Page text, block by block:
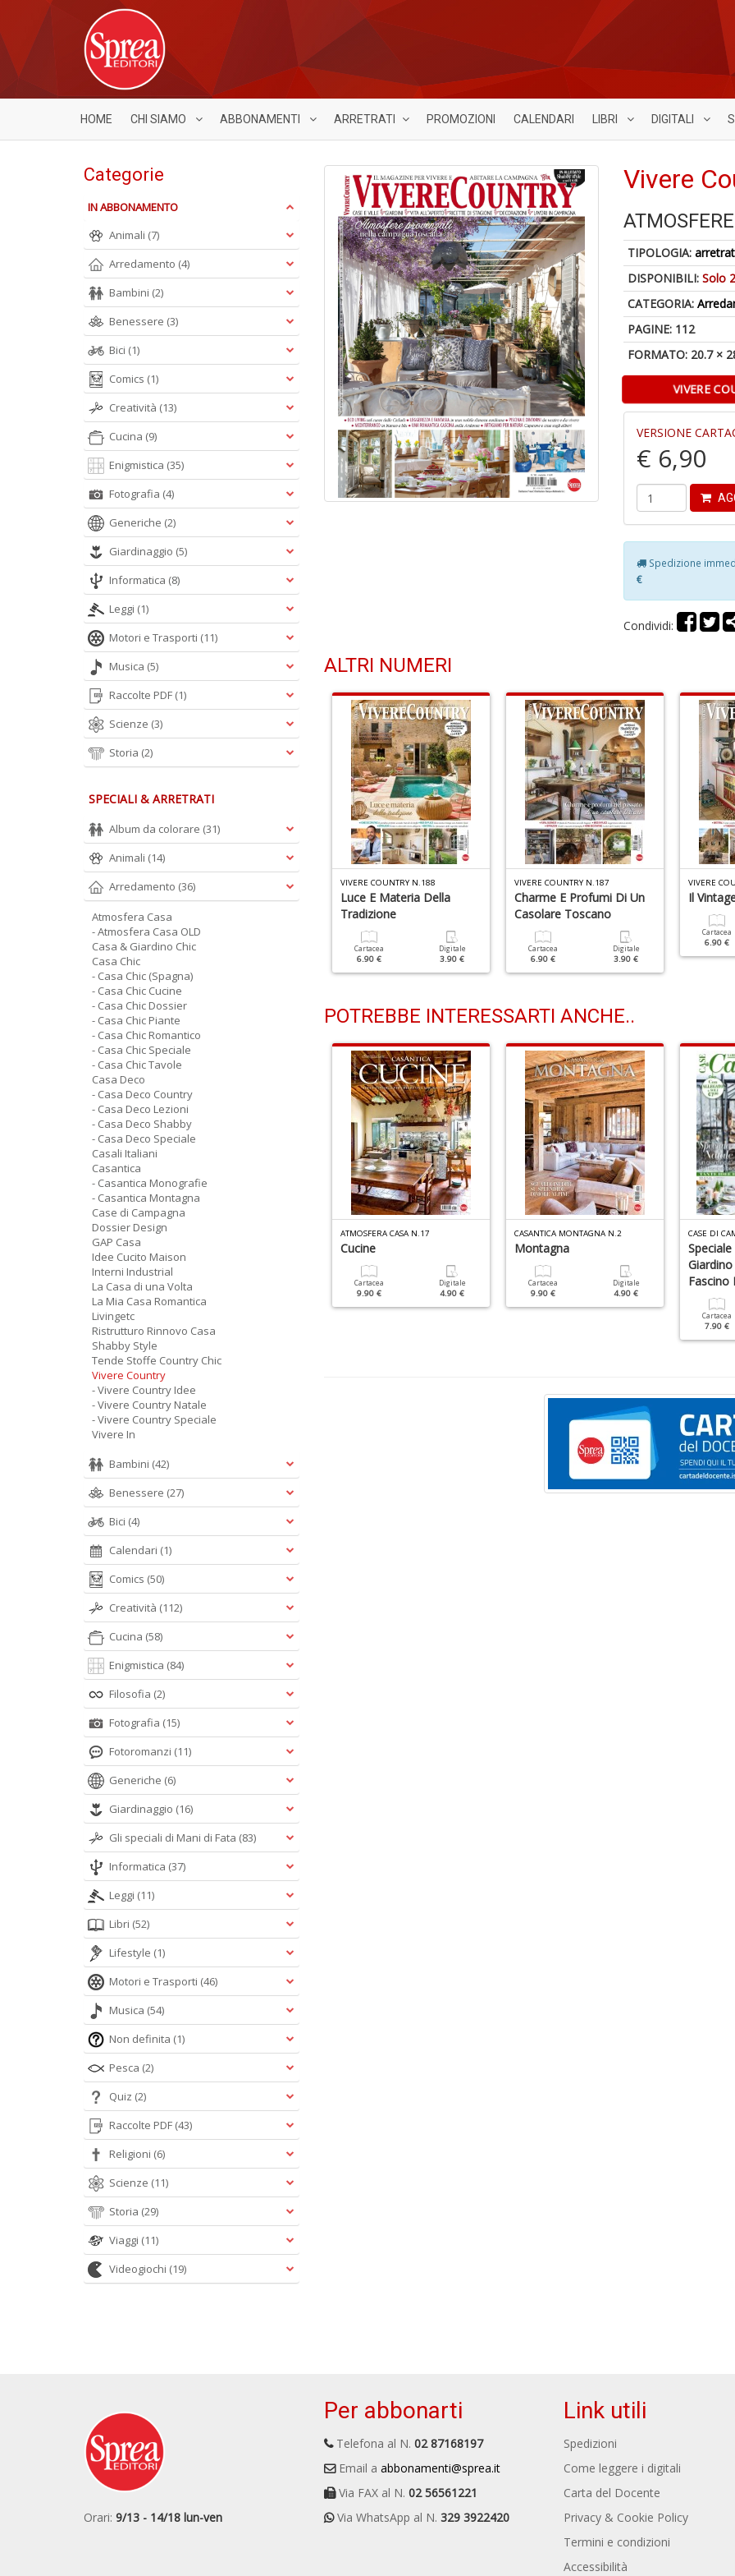
HOME CHI SIAMO ABBONAMENTI ARRETRATI PROMOZIONI CALENDARI LIBRI DIGITALI
Vivere
TIPOLOGIA:
DISPONIBILI:Solo
CATEGORIA:
PAGINE: 112
FORMATO: 20.7 ×
VIVERE
VERSIONE
€ 6,90
Spedizione
€
Condividi:
ALTRI NUMERI
Casa Giardino Dal
Digitale
3.90 €
VIVERE COUNTRY N.174
La Luce I Colori Di Un
Rifugio Nel Verde
Cartacea
VIVERE COUNTRY N.188
Luce E Materia Della
Tradizione
Cartacea
6.90 €
Digitale
3.90 €
VIVERE COUNTRY N.187
Charme E Profumi Di Un
Casolare Toscano
Cartacea
6.90 €
Digitale
3.90 €
VIVERE
Il
Cartacea
6.90 €
POTREBBE INTERESSARTI ANCHE..
Digitale
3.90 €
ATMOSFERA CASA OLD N.3
Cartacea
6.00 €
ATMOSFERA CASA N.17
Cucine
Cartacea
9.90 €
Digitale
4.90 €
CASANTICA MONTAGNA N.2
Montagna
Cartacea
9.90 €
Digitale
4.90 €
CASE DI
Fascino
Cartacea
7.90 €
Categorie
IN ABBONAMENTO
Animali (7)
Arredamento (4)
Bambini (2)
Benessere (3)
Bici (1)
Comics (1)
Creatività (13)
Cucina (9)
Enigmistica (35)
Fotografia (4)
Generiche (2)
Giardinaggio (5)
Informatica (8)
Leggi (1)
Motori e Trasporti (11)
Musica (5)
Raccolte PDF (1)
Scienze (3)
Storia (2)
SPECIALI & ARRETRATI
Album da colorare (31)
Animali (14)
Arredamento (36)
Atmosfera Casa
- Atmosfera Casa OLD
Casa & Giardino Chic
Casa Chic
- Casa Chic (Spagna)
- Casa Chic Cucine
- Casa Chic Dossier
- Casa Chic Piante
- Casa Chic Romantico
- Casa Chic Speciale
- Casa Chic Tavole
Casa Deco
- Casa Deco Country
- Casa Deco Lezioni
- Casa Deco Shabby
- Casa Deco Speciale
Casali Italiani
Casantica
- Casantica Monografie
- Casantica Montagna
Case di Campagna
Dossier Design
GAP Casa
Idee Cucito Maison
Interni Industrial
La Casa di una Volta
La Mia Casa Romantica
Livingetc
Ristrutturo Rinnovo Casa
Shabby Style
Tende Stoffe Country Chic
Vivere Country
- Vivere Country Idee
- Vivere Country Natale
- Vivere Country Speciale
Vivere In
Bambini (42)
Benessere (27)
Bici (4)
Calendari (1)
Comics (50)
Creatività (112)
Cucina (58)
Enigmistica (84)
Filosofia (2)
Fotografia (15)
Fotoromanzi (11)
Generiche (6)
Giardinaggio (16)
Gli speciali di Mani di Fata (83)
Informatica (37)
Leggi (11)
Libri (52)
Lifestyle (1)
Motori e Trasporti (46)
Musica (54)
Non definita (1)
Pesca (2)
Quiz (2)
Raccolte PDF (43)
Religioni (6)
Scienze (11)
Storia (29)
Viaggi (11)
Videogiochi (19)
Orari: 9/13 - 14/18 lun-ven
Per abbonarti
Telefona al N. 02 87168197
Email a abbonamenti@sprea.it
Via FAX al N. 02 56561221
Via WhatsApp al N. 329 3922420
Link utili
Spedizioni
Come leggere i digitali
Carta del Docente
Privacy & Cookie Policy
Termini e condizioni
Accessibilità